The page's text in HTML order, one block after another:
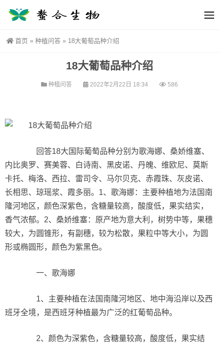
首页 » 种植问答 » 18大葡萄品种介绍
18大葡萄品种介绍
种植问答 2022年2月22日 18:34 586
回答18大国际葡萄品种分别为歌海娜、桑娇维塞、
内比奥罗、赛美蓉、白诗南、黑皮诺、丹魄、维欧尼、莫斯
卡托、梅洛、西拉、雷司令、马尔贝克、赤霞珠、灰皮诺、
长相思、琼瑶浆、霞多丽。1、歌海娜：主要种植地为法国南
隆河地区，颜色深紫色，含糖量较高，酸度低，果实结实，
香气浓郁。2、桑娇维塞：原产地为意大利，树势中等，果穗
较大，为圆锥形，有副穗，较为松散，果粒中等大小，为圆
形或椭圆形，颜色为紫黑色。
一、歌海娜
1、主要种植在法国南隆河地区、地中海沿岸以及西
班牙全境，是西班牙种植最为广泛的红葡萄品种。
2、颜色为深紫色，含糖量较高，酸度低，果实结